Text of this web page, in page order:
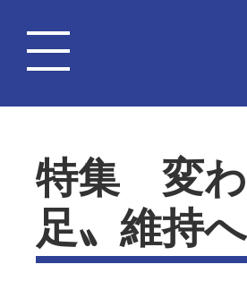
特集 変
足〟維持へ